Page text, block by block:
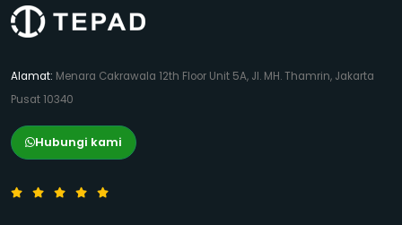
Alamat: Menara Cakrawala 12th Floor Unit 5A, Jl. MH. Thamrin, Jakarta
Pusat 10340
Hubungi kami